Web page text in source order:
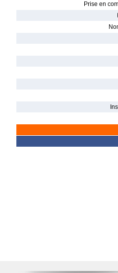
Prise en